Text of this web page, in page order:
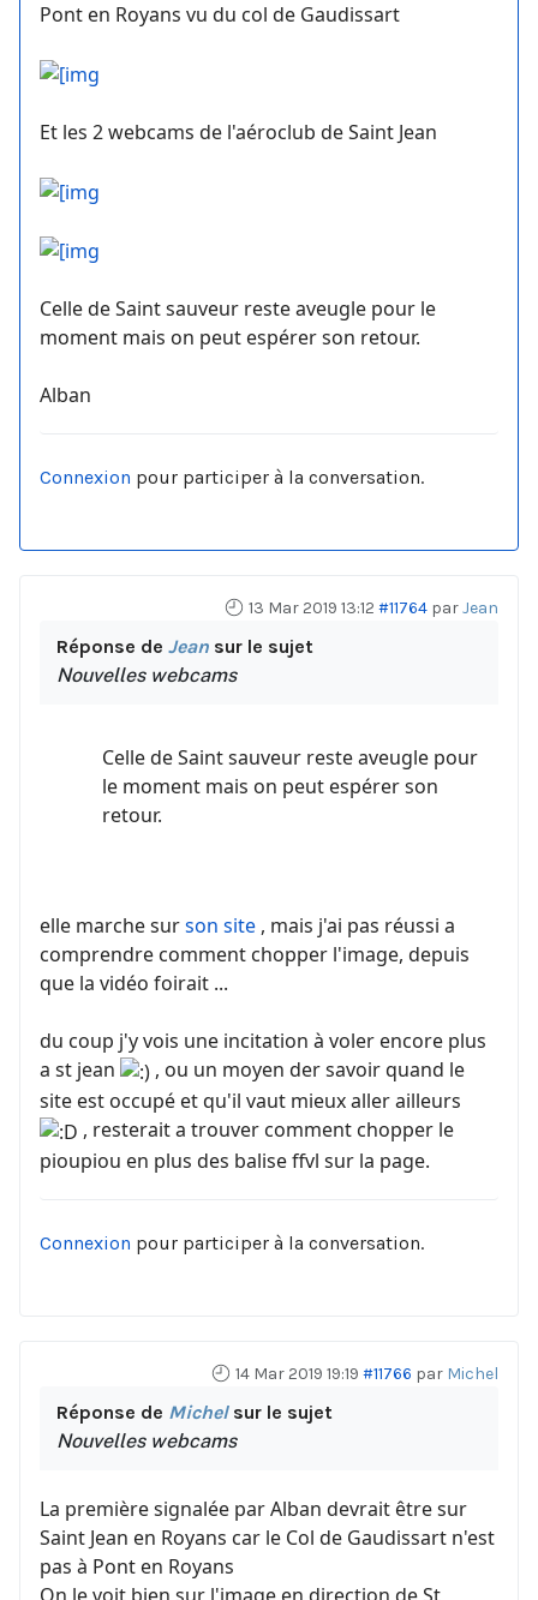
Pont en Royans vu du col de Gaudissart
Et les 2 webcams de l'aéroclub de Saint Jean
Celle de Saint sauveur reste aveugle pour le
moment mais on peut espérer son retour.
Alban
Connexion pour participer à la conversation.
13 Mar 2019 13:12 #11764 parJean
Réponse de Jean sur le sujet
Nouvelles webcams
Celle de Saint sauveur reste aveugle pour
le moment mais on peut espérer son
retour.
elle marche surson site , mais j'ai pas réussi a
comprendre comment chopper l'image, depuis
que la vidéo foirait ...
du coup j'y vois une incitation à voler encore plus
a st jean
, ou un moyen der savoir quand le
site est occupé et qu'il vaut mieux aller ailleurs
, resterait a trouver comment chopper le
pioupiou en plus des balise ffvl sur la page.
Connexion pour participer à la conversation.
14 Mar 2019 19:19 #11766 par Michel
Réponse de Michelsur le sujet
Nouvelles webcams
La première signalée par Alban devrait être sur
Saint Jean en Royans car le Col de Gaudissart n'est
pas à Pont en Royans